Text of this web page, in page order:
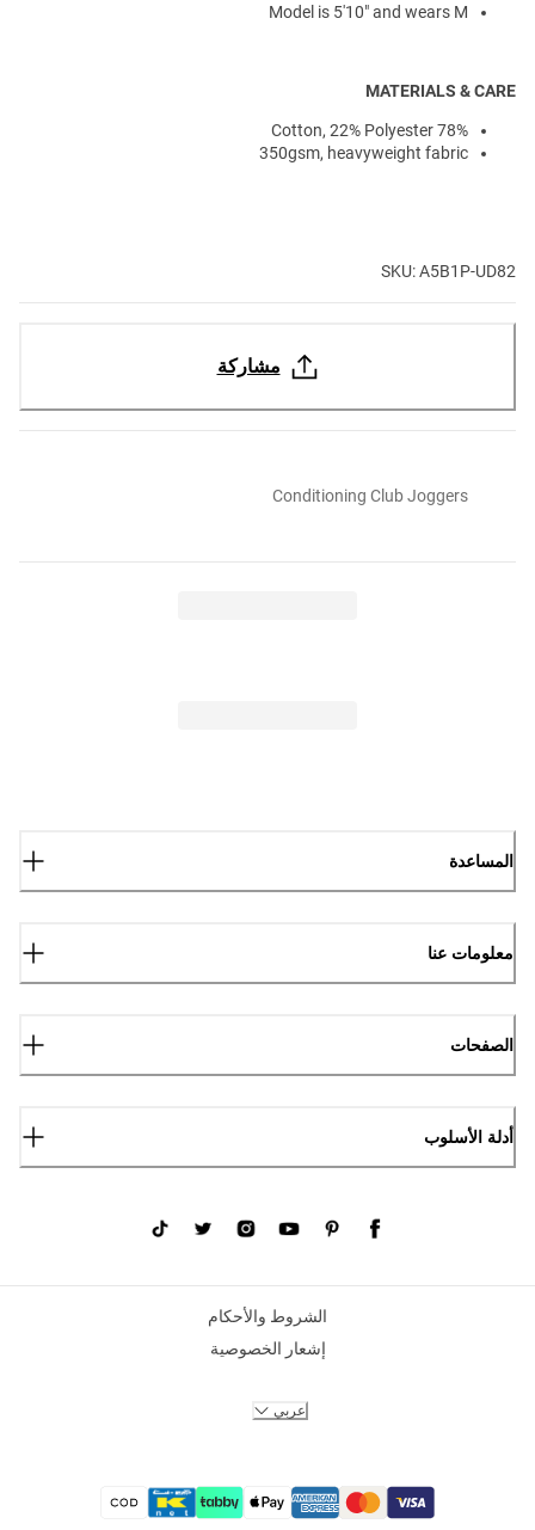
Model is 5'10" and wears M
MATERIALS & CARE
78% Cotton, 22% Polyester
350gsm, heavyweight fabric
SKU: A5B1P-UD82
مشاركة
Conditioning Club Joggers
المساعدة
معلومات عنا
الصفحات
أدلة الأسلوب
الشروط والأحكام
إشعار الخصوصية
عربي